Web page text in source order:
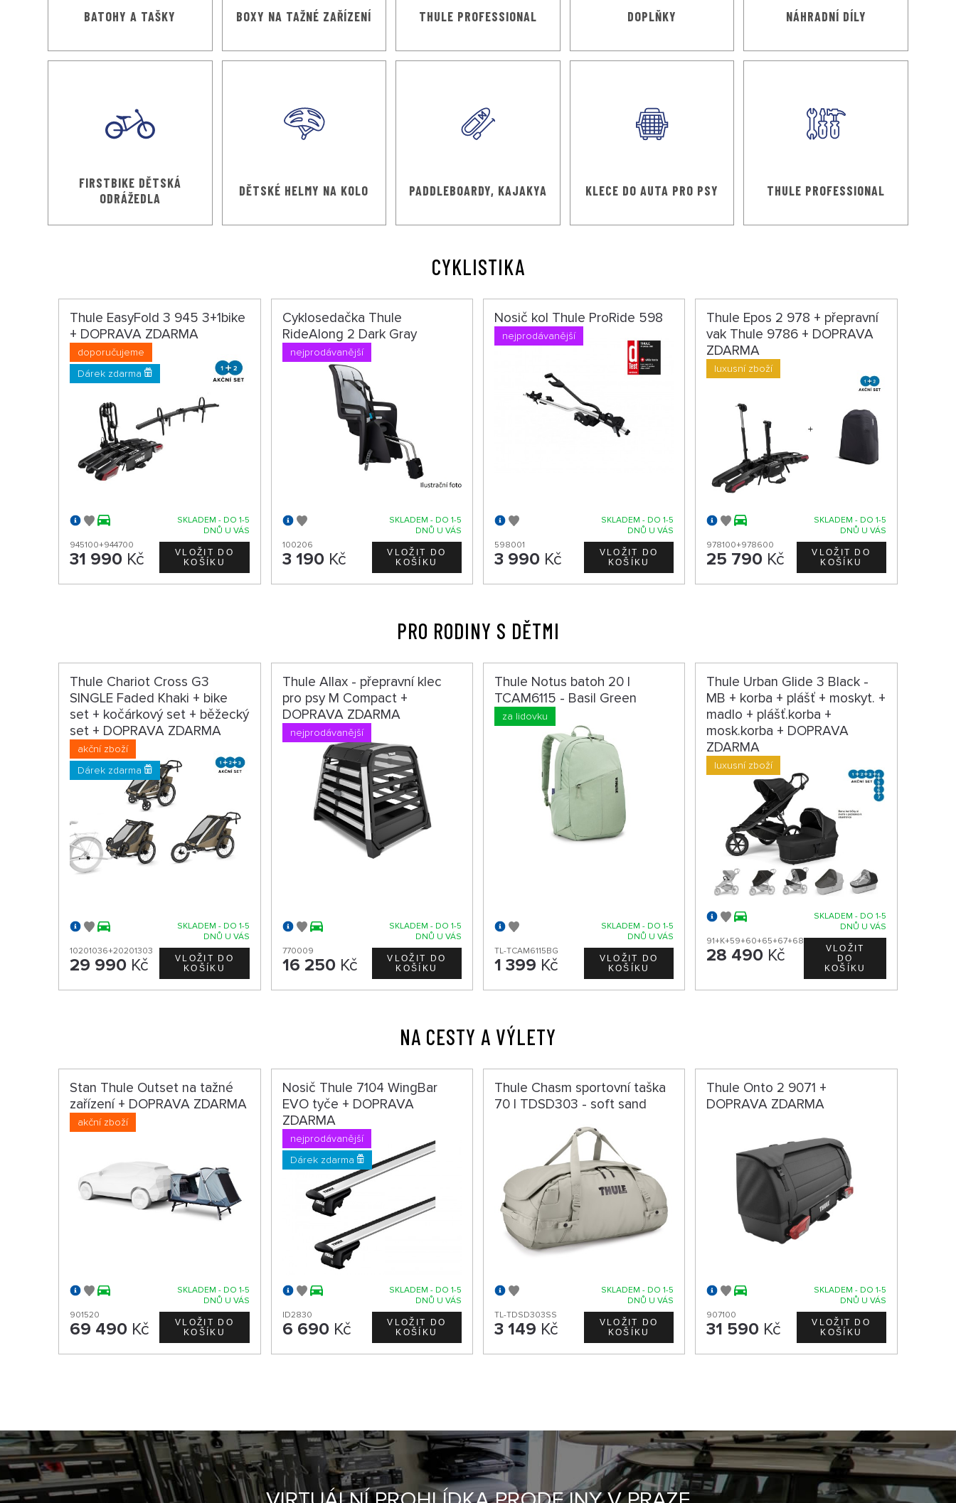
BATOHY A TAŠKY BOXY NA TAŽNÉ ZAŘÍZENÍ THULE PROFESSIONAL DOPLŇKY NÁHRADNÍ DÍLY
FIRSTBIKE DĚTSKÁ
ODRÁŽEDLA
DĚTSKÉ HELMY NA KOLO PADDLEBOARDY, KAJAKYA KLECE DO AUTA PRO PSY THULE PROFESSIONAL
CYKLISTIKA
Thule EasyFold 3 945 3+1bike
+ DOPRAVA ZDARMA
doporučujeme
Dárek zdarma
SKLADEM - DO 1-5
DNŮ U VÁS
945100+944700
31 990 Kč
Cyklosedačka Thule
RideAlong 2 Dark Gray
nejprodávanější
SKLADEM - DO 1-5
DNŮ U VÁS
100206
3 190Kč
Nosič kol Thule ProRide 598
nejprodávanější
SKLADEM - DO 1-5
DNŮ U VÁS
598001
3 990 Kč
Thule Epos 2 978 + přepravní
vak Thule 9786 + DOPRAVA
ZDARMA
luxusní zboží
SKLADEM - DO 1-5
DNŮ U VÁS
978100+978600
25 790 Kč
PRO RODINY S DĚTMI
Thule Chariot Cross G3
SINGLE Faded Khaki + bike
set + kočárkový set + běžecký
set + DOPRAVA ZDARMA
akční zboží
Dárek zdarma
SKLADEM - DO 1-5
DNŮ U VÁS
10201036+20201303
29 990 Kč
Thule Allax - přepravní klec
pro psy M Compact +
DOPRAVA ZDARMA
nejprodávanější
SKLADEM - DO 1-5
DNŮ U VÁS
770009
16 250Kč
Thule Notus batoh 20 l
TCAM6115 - Basil Green
za lidovku
SKLADEM - DO 1-5
DNŮ U VÁS
TL-TCAM6115BG
1 399 Kč
Thule Urban Glide 3 Black -
MB + korba + plášť + moskyt. +
madlo + plášť.korba +
mosk.korba + DOPRAVA
ZDARMA
luxusní zboží
SKLADEM - DO 1-5
DNŮ U VÁS
91+K+59+60+65+67+68
28 490 Kč
NA CESTY A VÝLETY
Stan Thule Outset na tažné
zařízení + DOPRAVA ZDARMA
akční zboží
SKLADEM - DO 1-5
DNŮ U VÁS
901520
69 490 Kč
Nosič Thule 7104 WingBar
EVO tyče + DOPRAVA
ZDARMA
nejprodávanější
Dárek zdarma
SKLADEM - DO 1-5
DNŮ U VÁS
ID2830
6 690Kč
Thule Chasm sportovní taška
70 l TDSD303 - soft sand
SKLADEM - DO 1-5
DNŮ U VÁS
TL-TDSD303SS
3 149 Kč
Thule Onto 2 9071 +
DOPRAVA ZDARMA
SKLADEM - DO 1-5
DNŮ U VÁS
907100
31 590 Kč